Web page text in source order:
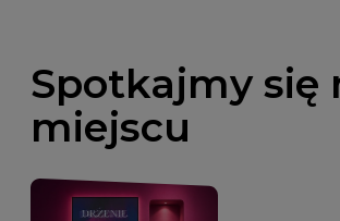
Spotkajmy się
miejscu